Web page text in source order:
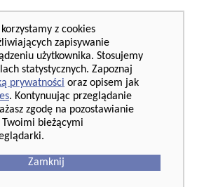
z cookies
zapisywanie
użytkownika. Stosujemy
statystycznych. Zapoznaj
prywatności oraz opisem jak
. Kontynuując przeglądanie
zgodę na pozostawianie
bieżącymi
Zamknij